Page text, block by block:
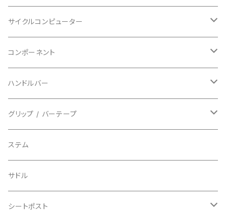
BBB/ビービービー
BELL/ベル
BIKEHAND/バイクハンド
BIO RACER/ビオレーサー
BIKEYOKE/バイクヨーク
BLACKBURN/ブラックバーン
BLB/ビーエルビー
グローブ
指切り
フルフィンガー
ソックス
シューズカバー
キャップ
その他
キッズ
グラベル
マウンテンバイク
フラットペダル用
ビンディングペダル用
インソール
サイクルコンピューター
ヘッドユニット
センサー
アクセサリー
コンポーネント
カセットスプロケット
シフターマウント
ステムスペーサー
ケーブル類
チェーンガイド／キャッチャー
ハンドルバー
ドロップハンドル
フラット/ライザーバー
グリップ / バーテープ
グリップ
バーテープ
グリップカラー / バーエンドキャップ
ステム
サドル
シートポスト